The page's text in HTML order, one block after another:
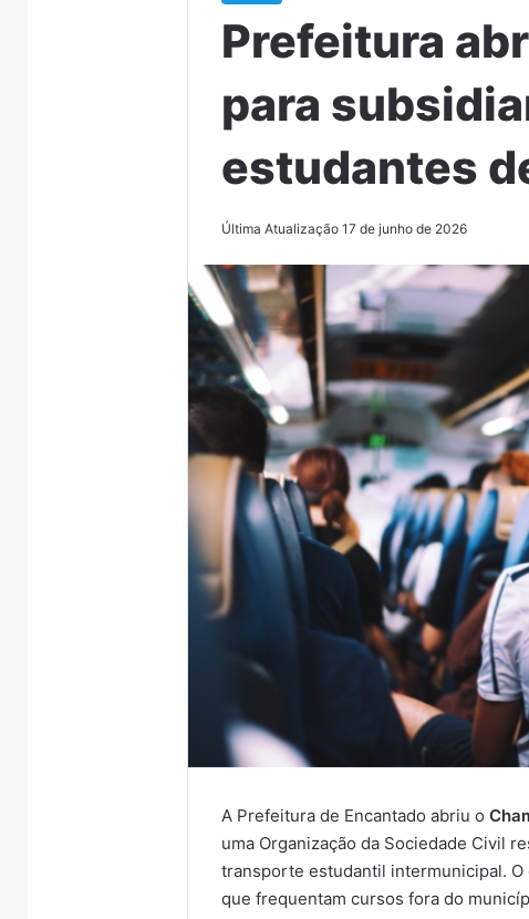
Prefeitura
para
estudantes
Última Atualização 17 de junho de 2026
A Prefeitura de Encantado abriu o
uma Organização da Sociedade Civil
transporte estudantil intermunicipal.
que frequentam cursos fora do